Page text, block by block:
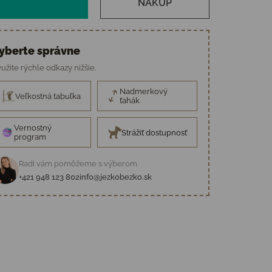
NÁKUP
správne
rýchle odkazy nižšie.
Veľkostná tabuľka
Nadmerkový
ťahák
Vernostný
program
Strážiť dostupnosť
Radi vám pomôžeme s výberom
+421 948 123 802info@jezkobezko.sk